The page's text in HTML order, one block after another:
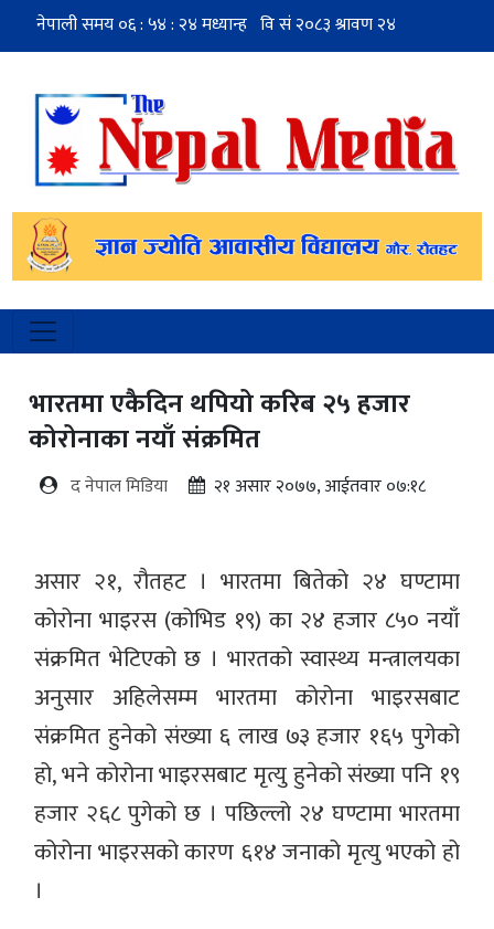
भारतमा एकैदिन थपियो करिब २५ हजार
कोरोनाका नयाँ संक्रमित
द नेपाल मिडिया २१ असार २०७७, आईतवार ०७:१८
असार २१, रौतहट । भारतमा बितेको २४ घण्टामा
कोरोना भाइरस (कोभिड १९) का २४ हजार ८५० नयाँ
संक्रमित भेटिएको छ । भारतको स्वास्थ्य मन्त्रालयका
अनुसार अहिलेसम्म भारतमा कोरोना भाइरसबाट
संक्रमित हुनेको संख्या ६ लाख ७३ हजार १६५ पुगेको
हो, भने कोरोना भाइरसबाट मृत्यु हुनेको संख्या पनि १९
हजार २६८ पुगेको छ । पछिल्लो २४ घण्टामा भारतमा
कोरोना भाइरसको कारण ६१४ जनाको मृत्यु भएको हो
।